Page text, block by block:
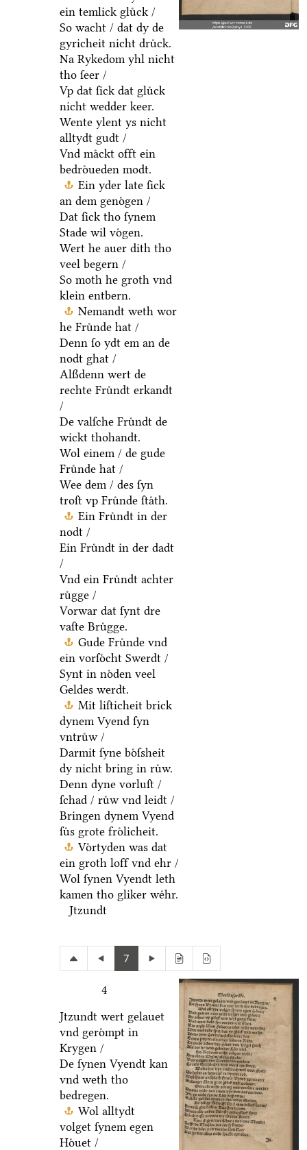
ein temlick gluͤck /
So wacht / dat dy de
gyricheit nicht druͤck.
Na Rykedom yhl nicht
tho ſeer /
Vp dat ſick dat gluͤck
nicht wedder keer.
Wente ylent ys nicht
alltydt gudt /
Vnd maͤckt offt ein
bedroͤueden modt.
Ein yder late ſick
an dem genoͤgen /
Dat ſick tho ſynem
Stade wil voͤgen.
Wert he auer dith tho
veel begern /
So moth he groth vnd
klein entbern.
Nemandt weth wor
he Fruͤnde hat /
Denn ſo ydt em an de
nodt ghat /
Alßdenn wert de
rechte Fruͤndt erkandt
/
De valſche Fruͤndt de
wickt thohandt.
Wol einem / de gude
Fruͤnde hat /
Wee dem / des ſyn
troſt vp Fruͤnde ſtaͤth.
Ein Fruͤndt in der
nodt /
Ein Fruͤndt in der dadt
/
Vnd ein Fruͤndt achter
ruͤgge /
Vorwar dat ſynt dre
vaſte Bruͤgge.
Gude Fruͤnde vnd
ein vorſoͤcht Swerdt /
Synt in noͤden veel
Geldes werdt.
Mit liſticheit brick
dynem Vyend ſyn
vntruͤw /
Darmit ſyne boͤſsheit
dy nicht bring in ruͤw.
Denn dyne vorluſt /
ſchad / ruͤw vnd leidt /
Bringen dynem Vyend
ſuͤs grote froͤlicheit.
Voͤrtyden was dat
ein groth loff vnd ehr /
Wol ſynen Vyendt leth
kamen tho gliker weͤhr.
Jtzundt
7
4
Jtzundt wert gelauet
vnd geroͤmpt in
Krygen /
De ſynen Vyendt kan
vnd weth tho
bedregen.
Wol alltydt
volget ſynem egen
Hoͤuet /